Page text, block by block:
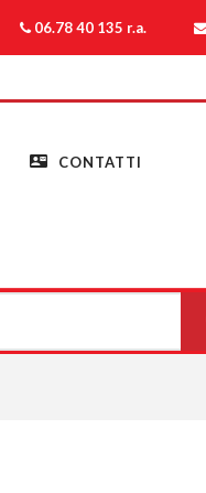
06.78 40 135 r.a.
CONTATTI